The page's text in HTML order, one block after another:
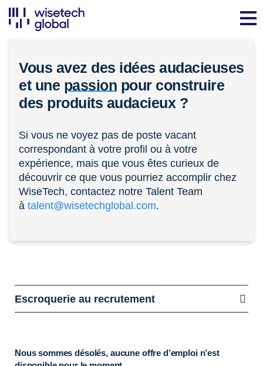
Vous avez des idées audacieuses
et une passion pour construire
des produits audacieux ?
Si vous ne voyez pas de poste vacant
correspondant à votre profil ou à votre
expérience, mais que vous êtes curieux de
découvrir ce que vous pourriez accomplir chez
WiseTech, contactez notre Talent Team
à talent@wisetechglobal.com.
Escroquerie au recrutement
Nous sommes désolés, aucune offre d’emploi n’est